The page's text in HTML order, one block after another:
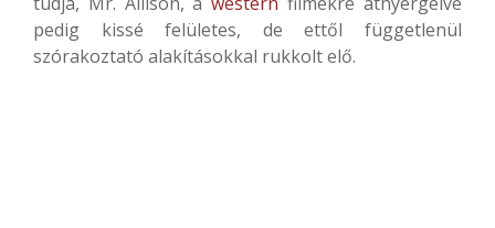
pedig kissé felületes, de ettől függetlenül
szórakoztató alakításokkal rukkolt elő.